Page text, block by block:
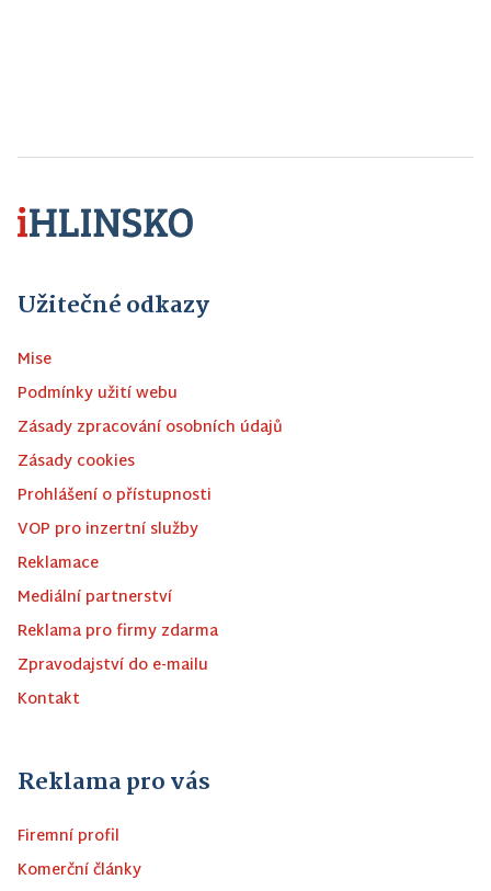
Užitečné odkazy
Mise
Podmínky užití webu
Zásady zpracování osobních údajů
Zásady cookies
Prohlášení o přístupnosti
VOP pro inzertní služby
Reklamace
Mediální partnerství
Reklama pro firmy zdarma
Zpravodajství do e-mailu
Kontakt
Reklama pro vás
Firemní profil
Komerční články